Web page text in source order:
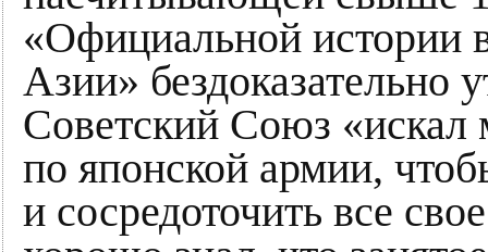
«Официальной истории
Азии» бездоказательно
Советский Союз «искал
по японской армии,
и сосредоточить все